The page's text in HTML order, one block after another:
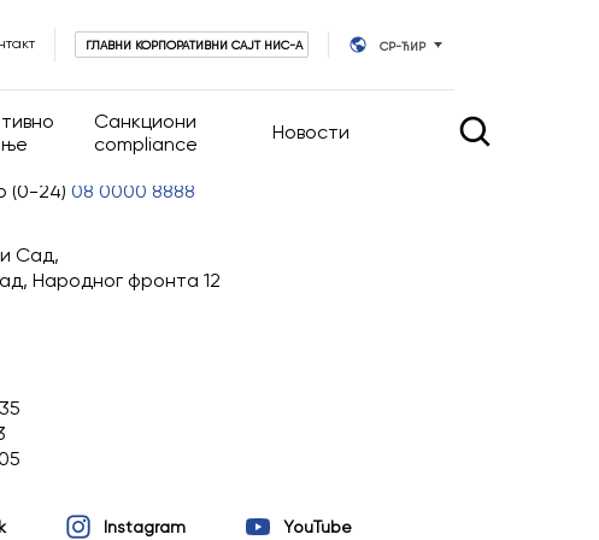
ГЛАВНИ КОРПОРАТИВНИ САЈТ НИС-А СР-ЋИР
управљање
Санкциони
compliance
Новости
(0-24) 08 0000 8888
Сад,
Народног фронта 12
Instagram YouTube